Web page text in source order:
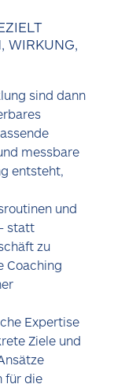
WIRKUNG,
sind dann
messbare
entsteht,
und
statt
zu
Coaching
Expertise
Ziele und
für die